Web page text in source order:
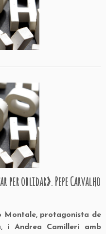
per oblidar». Pepe Carvalho
Montale, protagonista de
i Andrea Camilleri amb